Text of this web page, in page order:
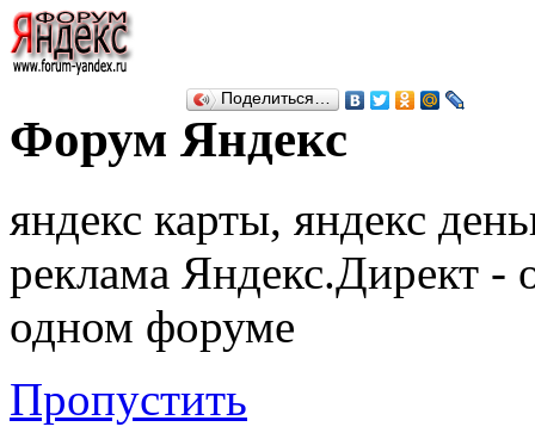
Форум Яндекс
яндекс карты, яндекс
реклама Яндекс.Директ -
одном форуме
Пропустить
Поделиться…